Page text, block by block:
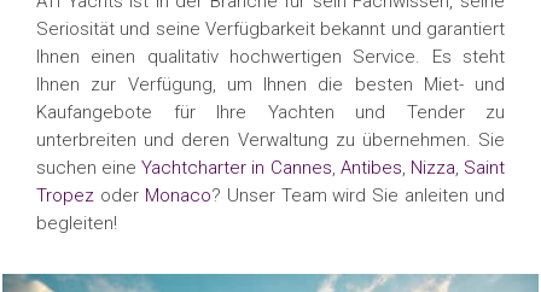
Seriosität und seine Verfügbarkeit bekannt und garantiert
Ihnen einen qualitativ hochwertigen Service. Es steht
Ihnen zur Verfügung, um Ihnen die besten Miet- und
Kaufangebote für Ihre Yachten und Tender zu
unterbreiten und deren Verwaltung zu übernehmen. Sie
suchen eineYachtcharter in Cannes, Antibes, Nizza, Saint
Tropez oder Monaco? Unser Team wird Sie anleiten und
begleiten!